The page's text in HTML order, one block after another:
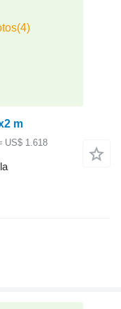
m
US$ 1.618